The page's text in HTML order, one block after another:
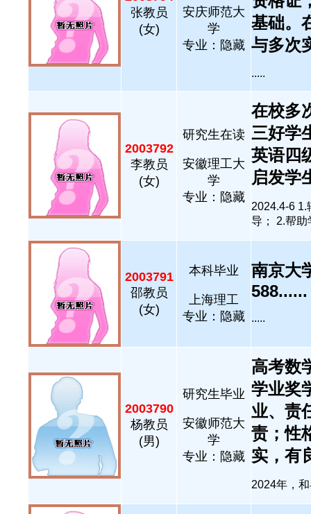
张教员
(女)
安庆师范大
学
专业：隐藏
基础。
与多次
.....
2003792
李教员
(女)
研究生在读
安徽理工大
学
专业：隐藏
在校多
三好学
英语四
启发学
2024.4-6 1.
导； 2.帮助
2003791
邵教员
(女)
本科毕业
上海理工
专业：隐藏
南京大
588......
.....
2003790
杨教员
(男)
研究生毕业
安徽师范大
学
专业：隐藏
高考数
学业奖
业、责
责；性
实，有
2024年，